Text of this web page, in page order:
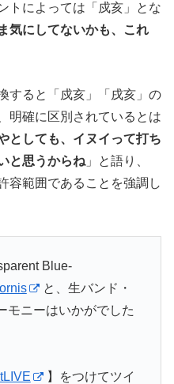
トによっては「戍亥」とな
気にしてないかも、これ
すると「戍亥」「戌亥」の
明確に区別されているとは
としても、イヌイって打ち
と思うからね 」と語り、
容範囲であることを強調し
Blue-
と、生バンド・
モニーはいかがでした
】をつけてツイ